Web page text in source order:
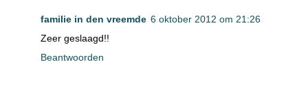
familie in den vreemde 6 oktober 2012 om 21:26
Zeer geslaagd!!
Beantwoorden